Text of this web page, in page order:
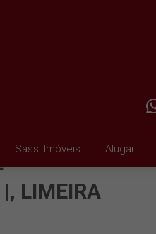
Sassi Imóveis Alugar
LIMEIRA